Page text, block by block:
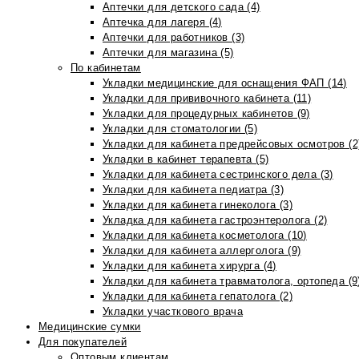
Аптечки для детского сада (4)
Аптечка для лагеря (4)
Аптечки для работников (3)
Аптечки для магазина (5)
По кабинетам
Укладки медицинские для оснащения ФАП (14)
Укладки для прививочного кабинета (11)
Укладки для процедурных кабинетов (9)
Укладки для стоматологии (5)
Укладки для кабинета предрейсовых осмотров
Укладки в кабинет терапевта (5)
Укладки для кабинета сестринского дела (3)
Укладки для кабинета педиатра (3)
Укладки для кабинета гинеколога (3)
Укладка для кабинета гастроэнтеролога (2)
Укладки для кабинета косметолога (10)
Укладки для кабинета аллерголога (9)
Укладки для кабинета хирурга (4)
Укладки для кабинета травматолога, ортопеда
Укладки для кабинета гепатолога (2)
Укладки участкового врача
Медицинские сумки
Для покупателей